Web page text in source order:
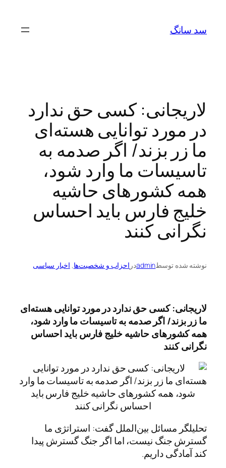
محتواسد سانگ
لاریجانی: کسی حق ندارد
در مورد توانایی هسته‌ای
ما زر بزند/ اگر صدمه به
تاسیسات ما وارد شود،
همه کشورهای حاشیه
خلیج فارس باید احساس
نگرانی کنند
نوشته شده توسطadminدر احزاب و شخصیت‌ها, اخبار سیاسی
لاریجانی: کسی حق ندارد در مورد توانایی هسته‌ای
ما زر بزند/ اگر صدمه به تاسیسات ما وارد شود،
همه کشورهای حاشیه خلیج فارس باید احساس
نگرانی کنند
تحلیلگر مسائل بین‌الملل گفت: استراتژی ما
گسترش جنگ نیست، اما اگر جنگ گسترش پیدا
کند آمادگی داریم.